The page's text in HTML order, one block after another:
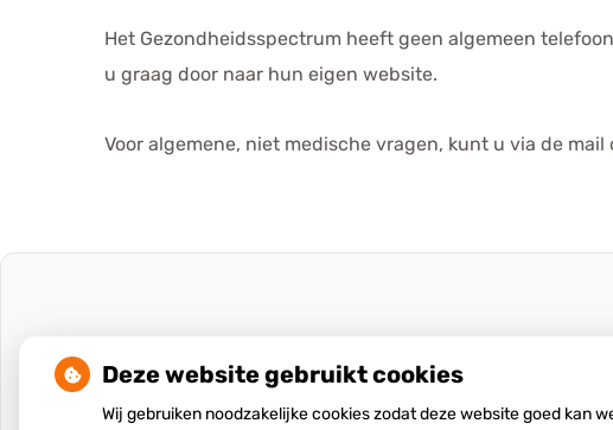
Het Gezondheidsspectrum heeft geen algemeen
u graag door naar hun eigen website.
Voor algemene, niet medische vragen, kunt u via de
Deze website gebruikt cookies
Wij gebruiken noodzakelijke cookies zodat deze website goed kan